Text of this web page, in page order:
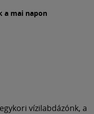
a mai napon
vízilabdázónk, a